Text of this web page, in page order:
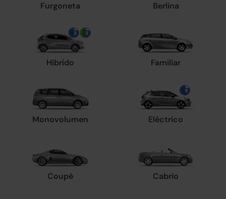
Furgoneta Berlina
Híbrido Familiar
Monovolumen Eléctrico
Coupé Cabrio